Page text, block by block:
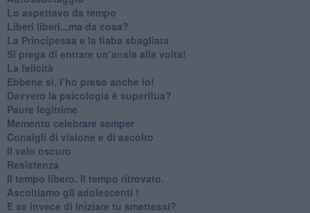
​Lo aspettavo da tempo
​Liberi liberi...ma da cosa?
​La Principessa e la fiaba sbagliata
Si prega di entrare un’ansia alla volta!
​La felicità
​Ebbene sì, l’ho preso anche io!
​Davvero la psicologia è superflua?
Paure legittime
​Memento celebrare semper
​Consigli di visione e di ascolto
​Il velo oscuro
Resistenza
​Il tempo libero. Il tempo ritrovato.
Ascoltiamo gli adolescenti !
​E se invece di iniziare tu smettessi?